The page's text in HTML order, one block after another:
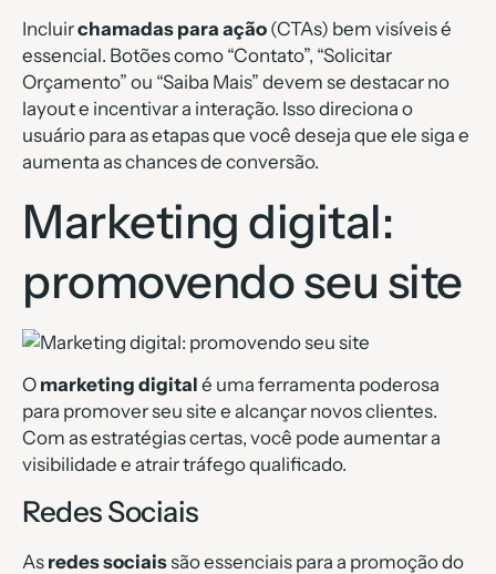
Incluirchamadas para ação (CTAs) bem visíveis é
essencial. Botões como “Contato”, “Solicitar
Orçamento” ou “Saiba Mais” devem se destacar no
layout e incentivar a interação. Isso direciona o
usuário para as etapas que você deseja que ele siga e
aumenta as chances de conversão.
Marketing digital:
promovendo seu site
O marketing digital é uma ferramenta poderosa
para promover seu site e alcançar novos clientes.
Com as estratégias certas, você pode aumentar a
visibilidade e atrair tráfego qualificado.
Redes Sociais
As redes sociaissão essenciais para a promoção do